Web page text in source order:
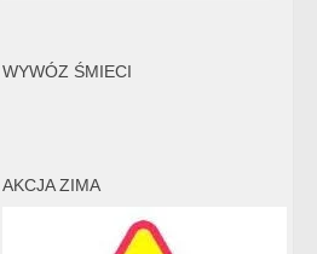
WYWÓZ ŚMIECI
AKCJA ZIMA